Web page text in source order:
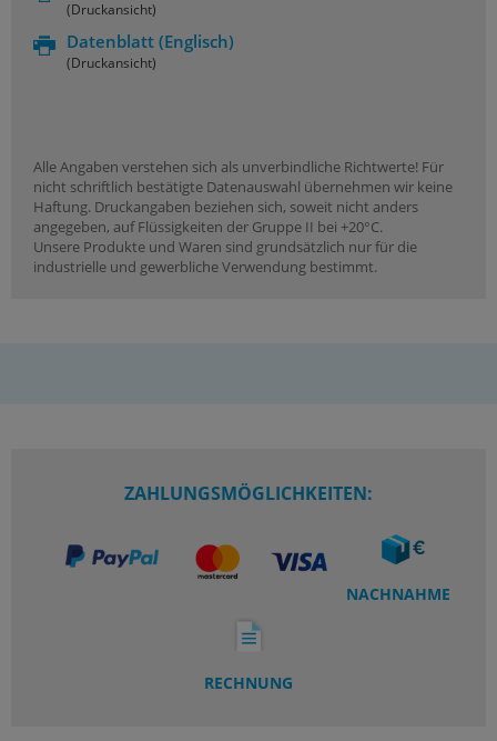
(Druckansicht)
Datenblatt (Englisch)
(Druckansicht)
Alle Angaben verstehen sich als unverbindliche Richtwerte! Für
nicht schriftlich bestätigte Datenauswahl übernehmen wir keine
Haftung. Druckangaben beziehen sich, soweit nicht anders
angegeben, auf Flüssigkeiten der Gruppe II bei +20°C.
Unsere Produkte und Waren sind grundsätzlich nur für die
industrielle und gewerbliche Verwendung bestimmt.
ZAHLUNGSMÖGLICHKEITEN:
NACHNAHME
RECHNUNG